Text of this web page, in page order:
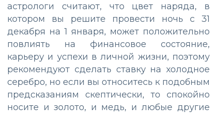
астрологи считают, что цвет наряда, в
котором вы решите провести ночь с 31
декабря на 1 января, может положительно
повлиять на финансовое состояние,
карьеру и успехи в личной жизни, поэтому
рекомендуют сделать ставку на холодное
серебро, но если вы относитесь к подобным
предсказаниям скептически, то спокойно
носите и золото, и медь, и любые другие